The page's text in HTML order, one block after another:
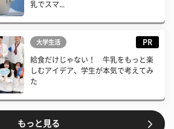
乳でスマ...
大学生活 PR
給食だけじゃない！ 牛乳をもっと楽
しむアイデア、学生が本気で考えてみ
た
もっと見る